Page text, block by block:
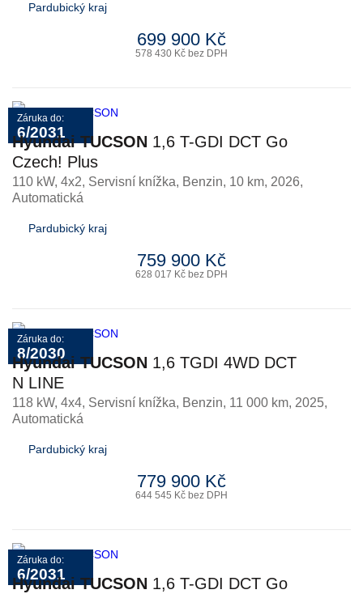
Pardubický kraj
699 900 Kč
578 430 Kč bez DPH
Záruka do:
6/2031
Hyundai TUCSON 1,6 T-GDI DCT Go
Czech! Plus
110 kW, 4x2, Servisní knížka, Benzin, 10 km, 2026,
Automatická
Pardubický kraj
759 900 Kč
628 017 Kč bez DPH
Záruka do:
8/2030
Hyundai TUCSON 1,6 TGDI 4WD DCT
N LINE
118 kW, 4x4, Servisní knížka, Benzin, 11 000 km, 2025,
Automatická
Pardubický kraj
779 900 Kč
644 545 Kč bez DPH
Záruka do:
6/2031
Hyundai TUCSON 1,6 T-GDI DCT Go